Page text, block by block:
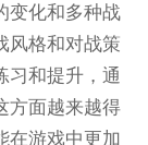
变化和多种战
风格和对战策
习和提升，通
方面越来越得
在游戏中更加